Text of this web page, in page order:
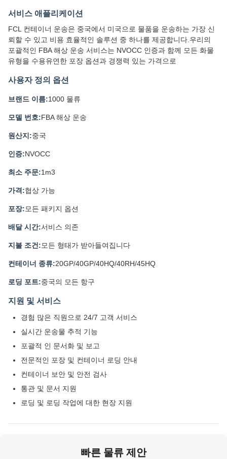
서비스 애플리케이션
FCL 컨테이너 운송은 중국에서 미국으로 물품을 운송하는 가장 신
뢰할 수 있고 비용 효율적인 솔루션 중 하나를 제공합니다.우리의
포괄적인 FBA 해상 운송 서비스는 NVOCC 인증과 함께 모든 화물
유형을 수용유연한 포장 옵션과 경쟁력 있는 가격으로
사용자 정의 옵션
브랜드 이름:1000 물류
모델 번호:FBA 해상 운송
원산지:중국
인증:NVOCC
최소 주문:1m3
가격:협상 가능
포장:모든 패키지 옵션
배달 시간:서비스 의존
지불 조건:모든 형태가 받아들여집니다
컨테이너 종류:20GP/40GP/40HQ/40RH/45HQ
로딩 포트:중국의 모든 항구
지원 및 서비스
경험 많은 직원으로 24/7 고객 서비스
실시간 운송물 추적 기능
포괄적 인 문서화 및 보고
전문적인 포장 및 컨테이너 로딩 안내
컨테이너 보안 및 안전 검사
통관 및 문서 지원
로딩 및 로딩 작업에 대한 현장 지원
빠른 물류 제안